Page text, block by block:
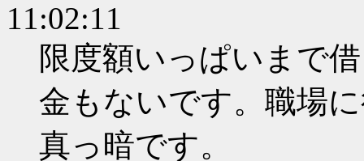
11:02:11
限度額いっぱいまで
金もないです。職場
真っ暗です。